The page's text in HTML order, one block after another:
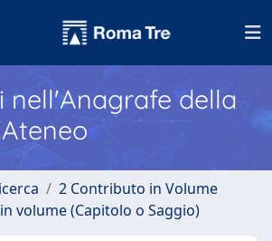
nell'Anagrafe della
2 Contributo in Volume
volume (Capitolo o Saggio)